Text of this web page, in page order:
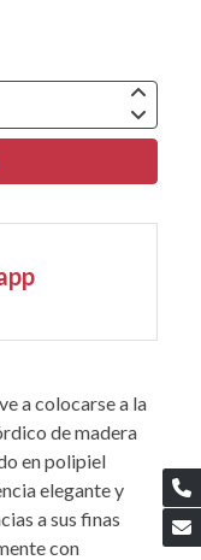
a colocarse a la
de madera
en polipiel
elegante y
a sus finas
con